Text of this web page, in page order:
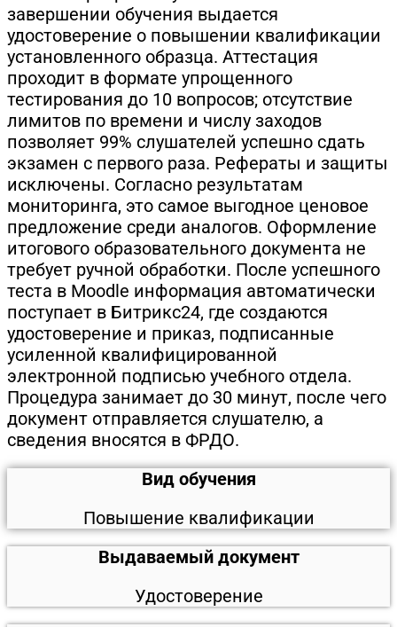
завершении обучения выдается
удостоверение о повышении квалификации
установленного образца. Аттестация
проходит в формате упрощенного
тестирования до 10 вопросов; отсутствие
лимитов по времени и числу заходов
позволяет 99% слушателей успешно сдать
экзамен с первого раза. Рефераты и защиты
исключены. Согласно результатам
мониторинга, это самое выгодное ценовое
предложение среди аналогов. Оформление
итогового образовательного документа не
требует ручной обработки. После успешного
теста в Moodle информация автоматически
поступает в Битрикс24, где создаются
удостоверение и приказ, подписанные
усиленной квалифицированной
электронной подписью учебного отдела.
Процедура занимает до 30 минут, после чего
документ отправляется слушателю, а
сведения вносятся в ФРДО.
Вид обучения
Повышение квалификации
Выдаваемый документ
Удостоверение